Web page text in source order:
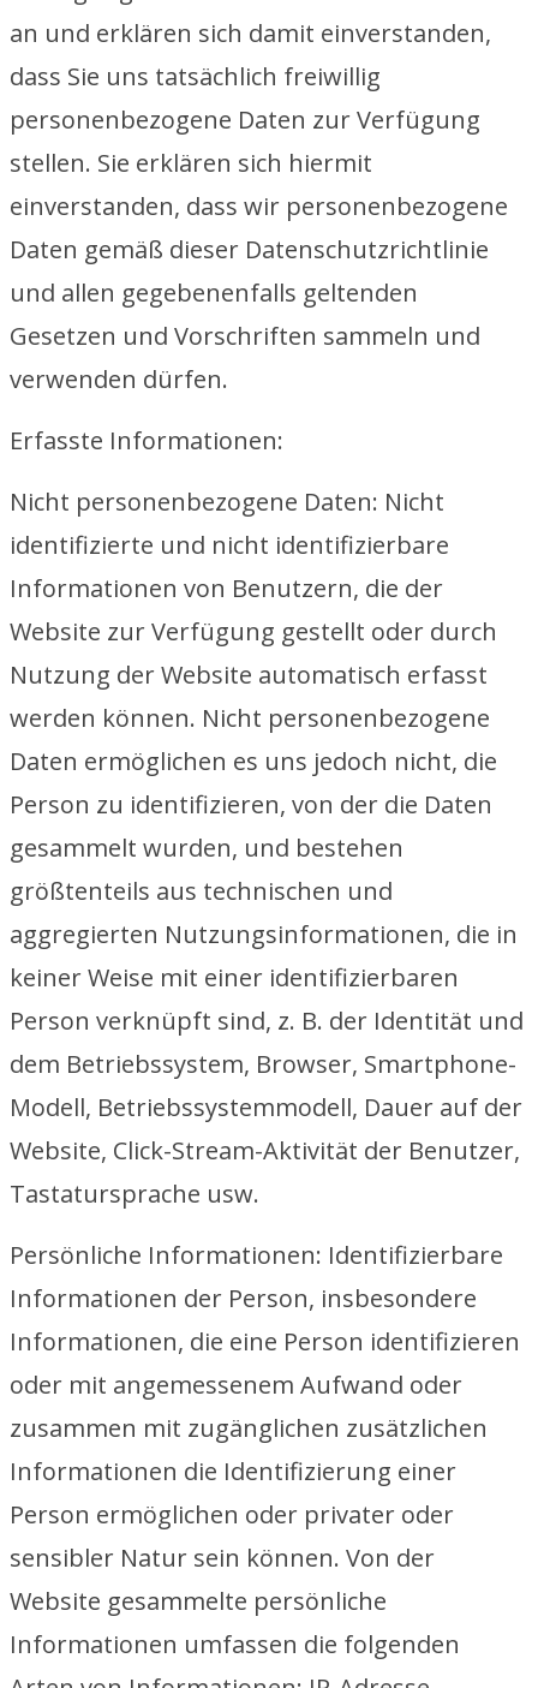
an und erklären sich damit einverstanden,
dass Sie uns tatsächlich freiwillig
personenbezogene Daten zur Verfügung
stellen. Sie erklären sich hiermit
einverstanden, dass wir personenbezogene
Daten gemäß dieser Datenschutzrichtlinie
und allen gegebenenfalls geltenden
Gesetzen und Vorschriften sammeln und
verwenden dürfen.
Erfasste Informationen:
Nicht personenbezogene Daten: Nicht
identifizierte und nicht identifizierbare
Informationen von Benutzern, die der
Website zur Verfügung gestellt oder durch
Nutzung der Website automatisch erfasst
werden können. Nicht personenbezogene
Daten ermöglichen es uns jedoch nicht, die
Person zu identifizieren, von der die Daten
gesammelt wurden, und bestehen
größtenteils aus technischen und
aggregierten Nutzungsinformationen, die in
keiner Weise mit einer identifizierbaren
Person verknüpft sind, z. B. der Identität und
dem Betriebssystem, Browser, Smartphone-
Modell, Betriebssystemmodell, Dauer auf der
Website, Click-Stream-Aktivität der Benutzer,
Tastatursprache usw.
Persönliche Informationen: Identifizierbare
Informationen der Person, insbesondere
Informationen, die eine Person identifizieren
oder mit angemessenem Aufwand oder
zusammen mit zugänglichen zusätzlichen
Informationen die Identifizierung einer
Person ermöglichen oder privater oder
sensibler Natur sein können. Von der
Website gesammelte persönliche
Informationen umfassen die folgenden